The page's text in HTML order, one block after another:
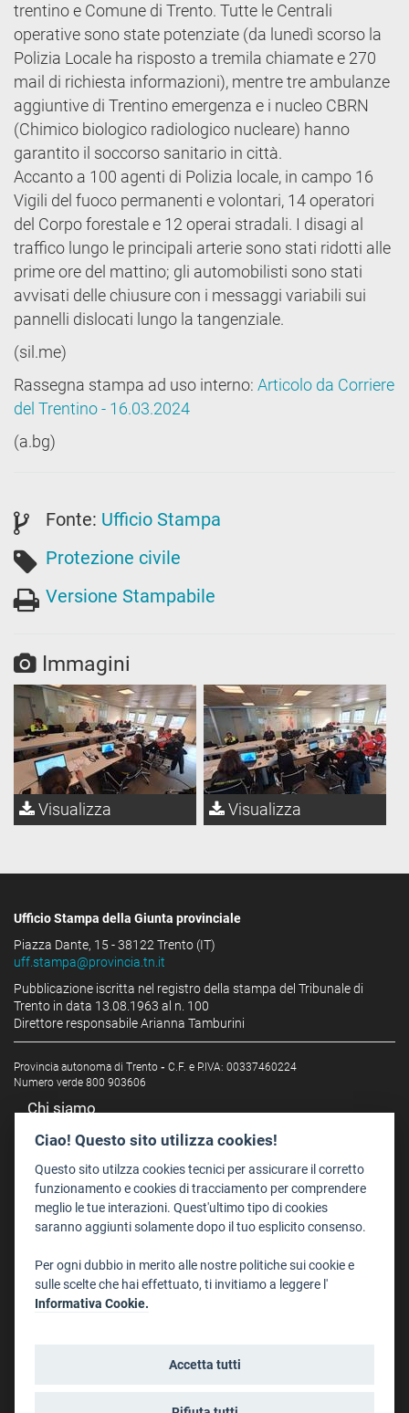
trentino e Comune di Trento. Tutte le Centrali
operative sono state potenziate (da lunedì scorso la
Polizia Locale ha risposto a tremila chiamate e 270
mail di richiesta informazioni), mentre tre ambulanze
aggiuntive di Trentino emergenza e i nucleo CBRN
(Chimico biologico radiologico nucleare) hanno
garantito il soccorso sanitario in città.
Accanto a 100 agenti di Polizia locale, in campo 16
Vigili del fuoco permanenti e volontari, 14 operatori
del Corpo forestale e 12 operai stradali. I disagi al
traffico lungo le principali arterie sono stati ridotti alle
prime ore del mattino; gli automobilisti sono stati
avvisati delle chiusure con i messaggi variabili sui
pannelli dislocati lungo la tangenziale.
(sil.me)
Rassegna stampa ad uso interno: Articolo da Corriere
del Trentino - 16.03.2024
(a.bg)
Fonte: Ufficio Stampa
Protezione civile
Versione Stampabile
Immagini
Visualizza Visualizza
Ufficio Stampa della Giunta provinciale
Piazza Dante, 15 - 38122 Trento (IT)
uff.stampa@provincia.tn.it
Pubblicazione iscritta nel registro della stampa del Tribunale di
Trento in data 13.08.1963 al n. 100
Direttore responsabile Arianna Tamburini
Provincia autonoma di Trento - C.F. e P.IVA: 00337460224
Numero verde 800 903606
Chi siamo
Redazione
Staff
Format - Centro Audiovisivi
Trentino Film Commission
Dove Siamo
Struttura di riferimento
Ciao! Questo sito utilizza cookies!
Questo sito utilzza cookies tecnici per assicurare il corretto
funzionamento e cookies di tracciamento per comprendere
meglio le tue interazioni. Quest'ultimo tipo di cookies
saranno aggiunti solamente dopo il tuo esplicito consenso.
Per ogni dubbio in merito alle nostre politiche sui cookie e
sulle scelte che hai effettuato, ti invitiamo a leggere l'
Informativa Cookie.
Accetta tutti